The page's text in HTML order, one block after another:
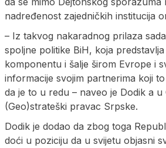
nadređenost zajedničkih institucija
– Iz takvog nakaradnog prilaza
spoljne politike BiH, koja
komponentu i šalje širom Evrope i
informacije svojim partnerima koji
da je to u redu – naveo je Dodik a u
(Geo)strateški pravac Srpske.
Dodik je dodao da zbog toga
doći u poziciju da u svijetu objasni